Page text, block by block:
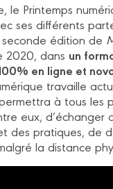
le Printemps
ses différents
édition de
2020, dans un
en ligne et
travaille
à tous les
eux, d’échanger
des pratiques, de
la distance